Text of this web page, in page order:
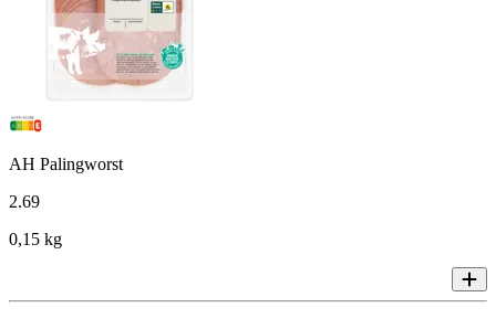
AH Palingworst
2.69
0,15 kg